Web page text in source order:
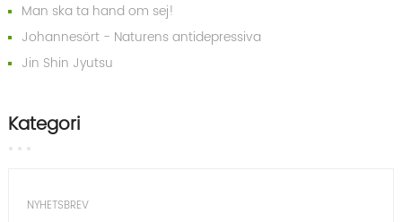
Man ska ta hand om sej!
Johannesört - Naturens antidepressiva
Jin Shin Jyutsu
Kategori
NYHETSBREV